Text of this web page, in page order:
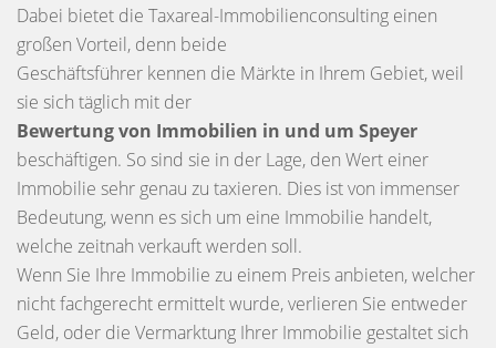
Dabei bietet die Taxareal-Immobilienconsulting einen
großen Vorteil, denn beide
Geschäftsführer kennen die Märkte in Ihrem Gebiet, weil
sie sich täglich mit der
Bewertung von Immobilien in und um Speyer
beschäftigen. So sind sie in der Lage, den Wert einer
Immobilie sehr genau zu taxieren. Dies ist von immenser
Bedeutung, wenn es sich um eine Immobilie handelt,
welche zeitnah verkauft werden soll.
Wenn Sie Ihre Immobilie zu einem Preis anbieten, welcher
nicht fachgerecht ermittelt wurde, verlieren Sie entweder
Geld, oder die Vermarktung Ihrer Immobilie gestaltet sich